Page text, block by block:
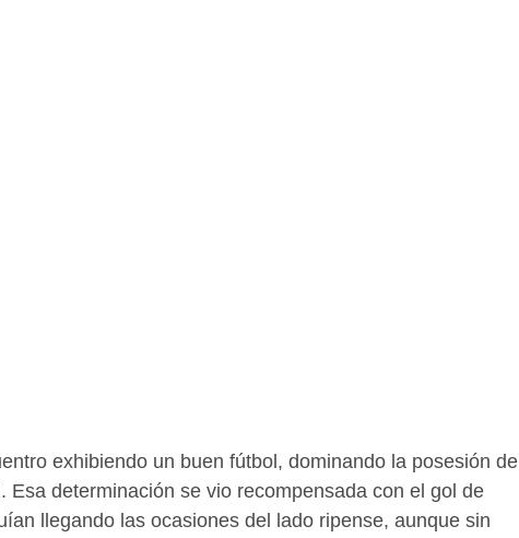
exhibiendo un buen fútbol, dominando la posesión de
Esa determinación se vio recompensada con el gol de
llegando las ocasiones del lado ripense, aunque sin